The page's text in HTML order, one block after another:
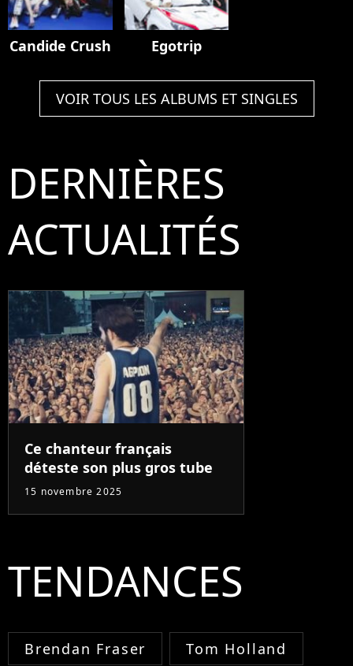
Candide Crush Egotrip
VOIR TOUS LES ALBUMS ET SINGLES
DERNIÈRES
ACTUALITÉS
Ce chanteur français
déteste son plus gros tube
15 novembre 2025
TENDANCES
Brendan Fraser Tom Holland